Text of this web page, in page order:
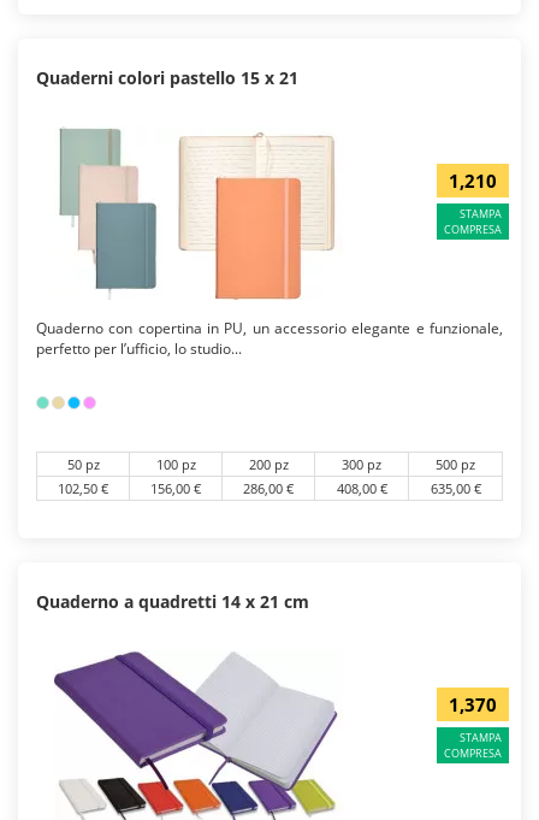
Quaderni colori pastello 15 x 21
1,210
STAMPA
COMPRESA
Quaderno con copertina in PU, un accessorio elegante e funzionale,
perfetto per l’ufficio, lo studio...
50 pz 100 pz 200 pz 300 pz
500 pz
102,50 €
156,00 € 286,00 € 408,00 € 635,00 €
Quaderno a quadretti 14 x 21 cm
1,370
STAMPA
COMPRESA